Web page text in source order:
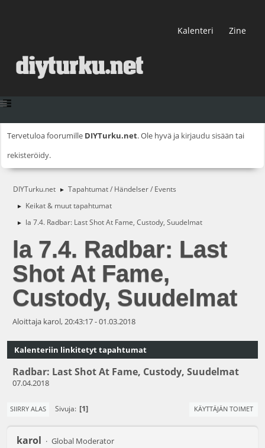
Kalenteri Zine
Tervetuloa foorumille DIYTurku.net. Ole hyvä ja kirjaudu sisään tai
rekisteröidy.
DIYTurku.net ► Tapahtumat / Händelser / Events
► Keikat & muut tapahtumat
► la 7.4. Radbar: Last Shot At Fame, Custody, Suudelmat
la 7.4. Radbar: Last
Shot At Fame,
Custody, Suudelmat
Aloittaja karol, 20:43:17 - 01.03.2018
Kalenteriin linkitetyt tapahtumat
Radbar: Last Shot At Fame, Custody, Suudelmat
07.04.2018
SIIRRY ALAS Sivuja 1 KÄYTTÄJÄN TOIMET
karol Global Moderator